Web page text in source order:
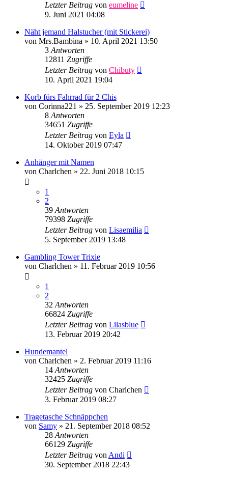
Letzter Beitrag von eumeline
9. Juni 2021 04:08
Näht jemand Halstucher (mit Stickerei)
von Mrs.Bambina » 10. April 2021 13:50
3 Antworten
12811 Zugriffe
Letzter Beitrag von Chibuty
10. April 2021 19:04
Korb fürs Fahrrad für 2 Chis
von Corinna221 » 25. September 2019 12:23
8 Antworten
34651 Zugriffe
Letzter Beitrag von Eyla
14. Oktober 2019 07:47
Anhänger mit Namen
von Charlchen » 22. Juni 2018 10:15
1
2
39 Antworten
79398 Zugriffe
Letzter Beitrag von Lisaemilia
5. September 2019 13:48
Gambling Tower Trixie
von Charlchen » 11. Februar 2019 10:56
1
2
32 Antworten
66824 Zugriffe
Letzter Beitrag von Lilasblue
13. Februar 2019 20:42
Hundemantel
von Charlchen » 2. Februar 2019 11:16
14 Antworten
32425 Zugriffe
Letzter Beitrag von Charlchen
3. Februar 2019 08:27
Tragetasche Schnäppchen
von Samy » 21. September 2018 08:52
28 Antworten
66129 Zugriffe
Letzter Beitrag von Andi
30. September 2018 22:43